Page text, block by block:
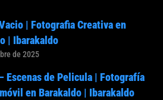
| Fotografia Creativa en
| Ibarakaldo
de 2025
Escenas de Pelicula | Fotografía
en Barakaldo | Ibarakaldo